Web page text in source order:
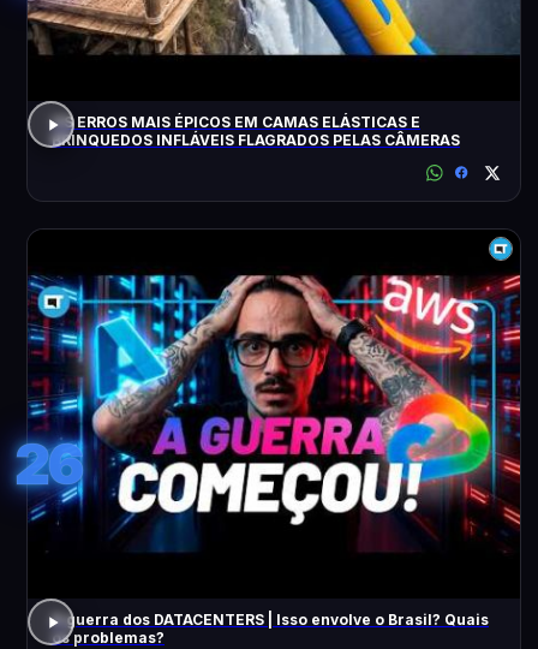
OS ERROS MAIS ÉPICOS EM CAMAS ELÁSTICAS E
BRINQUEDOS INFLÁVEIS FLAGRADOS PELAS CÂMERAS
26
A guerra dos DATACENTERS | Isso envolve o Brasil? Quais
os problemas?